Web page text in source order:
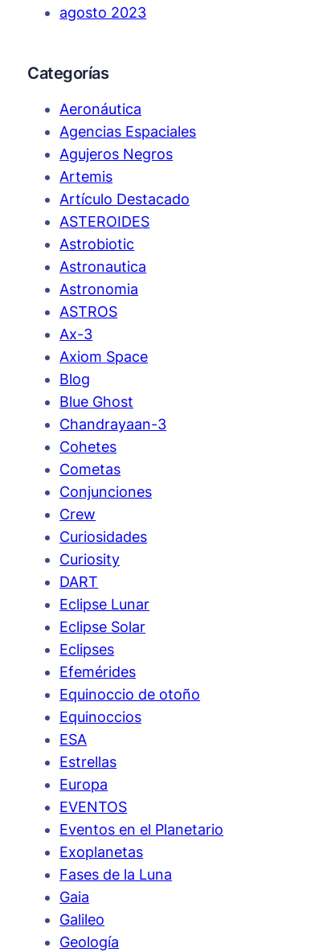
agosto 2023
Categorías
Aeronáutica
Agencias Espaciales
Agujeros Negros
Artemis
Artículo Destacado
ASTEROIDES
Astrobiotic
Astronautica
Astronomia
ASTROS
Ax-3
Axiom Space
Blog
Blue Ghost
Chandrayaan-3
Cohetes
Cometas
Conjunciones
Crew
Curiosidades
Curiosity
DART
Eclipse Lunar
Eclipse Solar
Eclipses
Efemérides
Equinoccio de otoño
Equinoccios
ESA
Estrellas
Europa
EVENTOS
Eventos en el Planetario
Exoplanetas
Fases de la Luna
Gaia
Galileo
Geología